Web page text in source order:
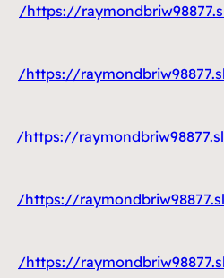
https://raymondbriw98877.slypage.com/23328395/
https://raymondbriw98877.slypage.com/23328390/
https://raymondbriw98877.slypage.com/23328409/
https://raymondbriw98877.slypage.com/23328414/
https://raymondbriw98877.slypage.com/23328419/